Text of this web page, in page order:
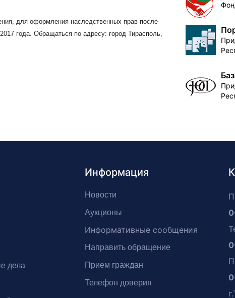
для оформления наследственных прав после
года. Обращаться по адресу: город Тирасполь,
дела
Информация
Новости
Аукционы
Информативные сообщения
Направить обращение
Прием граждан
Телефон доверия